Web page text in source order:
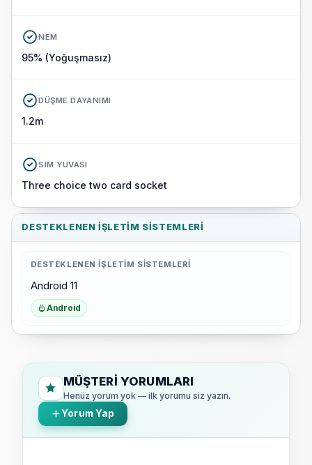
NEM
95% (Yoğuşmasız)
DÜŞME DAYANIMI
1.2m
SIM YUVASI
Three choice two card socket
DESTEKLENEN İŞLETIM SISTEMLERI
DESTEKLENEN İŞLETIM SISTEMLERI
Android 11
Android
MÜŞTERI YORUMLARI
Henüz yorum yok — ilk yorumu siz yazın.
Yorum Yap